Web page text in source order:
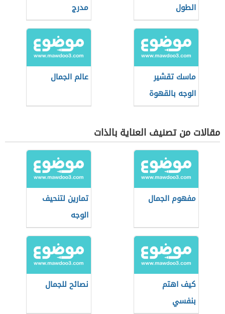
الطول
مدرج
ماسك تقشير
الوجه بالقهوة
عالم الجمال
مقالات من تصنيف العناية بالذات
مفهوم الجمال
تمارين لتنحيف
الوجه
كيف اهتم
بنفسي
نصائح للجمال